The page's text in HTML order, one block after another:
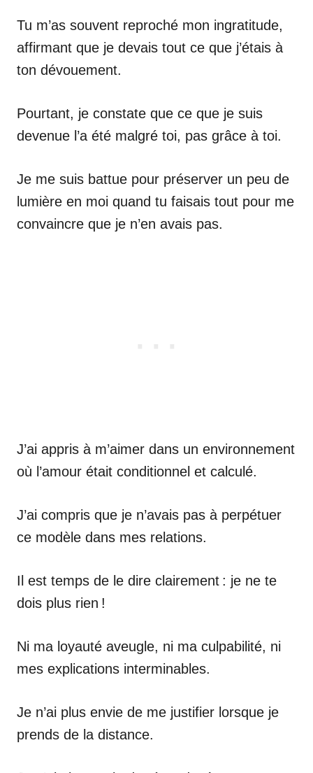
Tu m’as souvent reproché mon ingratitude,
affirmant que je devais tout ce que j’étais à
ton dévouement.
Pourtant, je constate que ce que je suis
devenue l’a été malgré toi, pas grâce à toi.
Je me suis battue pour préserver un peu de
lumière en moi quand tu faisais tout pour me
convaincre que je n’en avais pas.
J’ai appris à m’aimer dans un environnement
où l’amour était conditionnel et calculé.
J’ai compris que je n’avais pas à perpétuer
ce modèle dans mes relations.
Il est temps de le dire clairement : je ne te
dois plus rien !
Ni ma loyauté aveugle, ni ma culpabilité, ni
mes explications interminables.
Je n’ai plus envie de me justifier lorsque je
prends de la distance.